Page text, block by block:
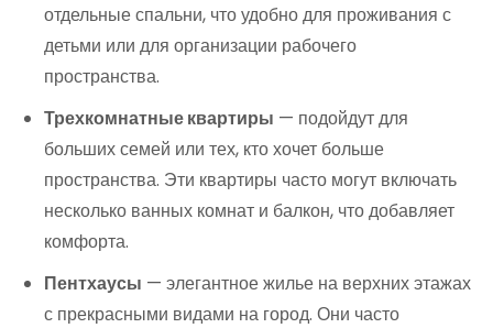
отдельные спальни, что удобно для проживания с
детьми или для организации рабочего
пространства.
Трехкомнатные квартиры — подойдут для
больших семей или тех, кто хочет больше
пространства. Эти квартиры часто могут включать
несколько ванных комнат и балкон, что добавляет
комфорта.
Пентхаусы — элегантное жилье на верхних этажах
с прекрасными видами на город. Они часто